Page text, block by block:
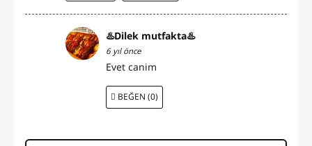
♨️Dilek mutfakta♨️
6 yıl önce
Evet canim
BEĞEN (0)